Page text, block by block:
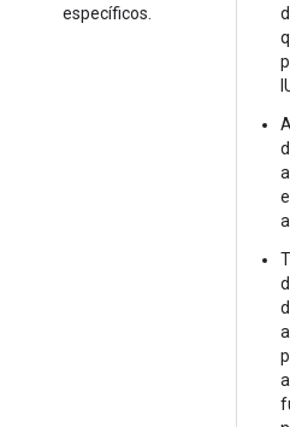
específicos.